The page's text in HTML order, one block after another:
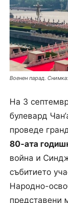
Военен парад.
На 3
булевард
проведе
80-ата
война и
събитието
Народно-
представени